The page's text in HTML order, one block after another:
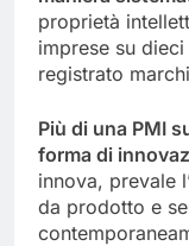
proprietà
imprese su
registrato
Più di una PMI
forma di
innova, prevale
da prodotto e